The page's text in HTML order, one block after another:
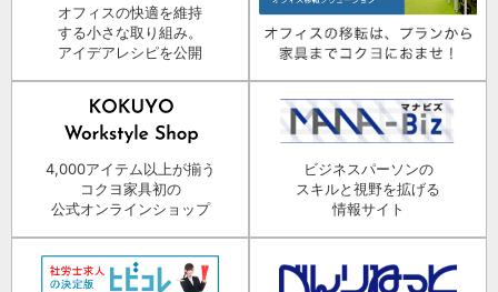
オフィスの快適を維持
する小さな取り組み。
アイデアレシピを公開
4,000アイテム以上が揃う
コクヨ家具初の
公式オンラインショップ
ビジネスパーソンの
スキルと視野を拡げる
情報サイト